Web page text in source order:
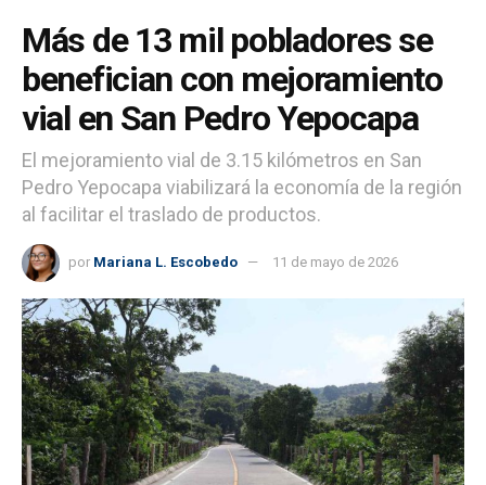
Más de 13 mil pobladores se
benefician con mejoramiento
vial en San Pedro Yepocapa
El mejoramiento vial de 3.15 kilómetros en San
Pedro Yepocapa viabilizará la economía de la región
al facilitar el traslado de productos.
por Mariana L. Escobedo 11 de mayo de 2026